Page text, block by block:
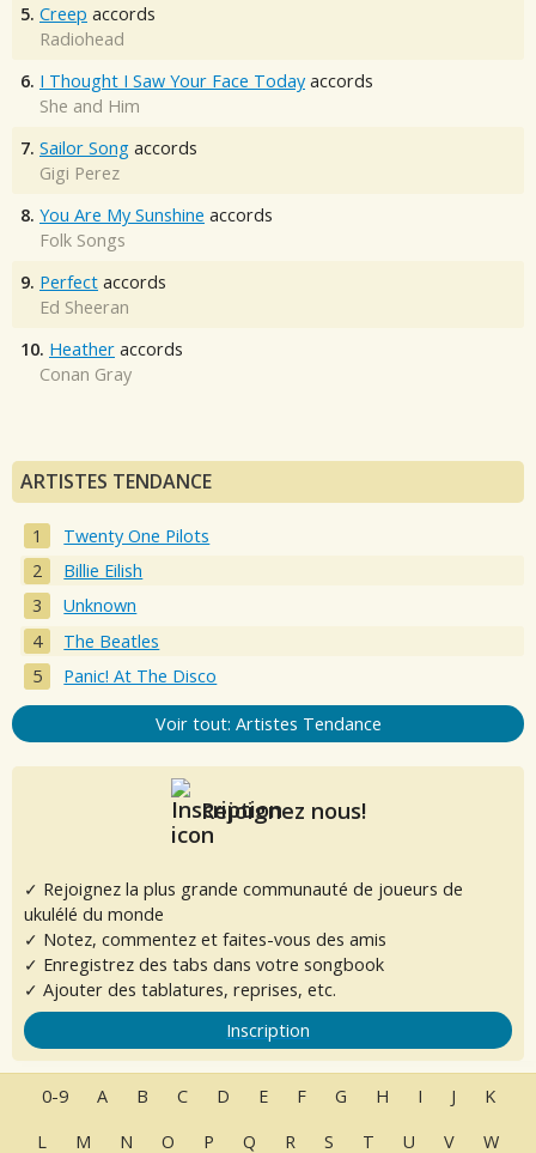
5. Creep accords
Radiohead
6. I Thought I Saw Your Face Today accords
She and Him
7. Sailor Song accords
Gigi Perez
8. You Are My Sunshine accords
Folk Songs
9. Perfect accords
Ed Sheeran
10. Heather accords
Conan Gray
ARTISTES TENDANCE
Twenty One Pilots
Billie Eilish
Unknown
The Beatles
Panic! At The Disco
Voir tout: Artistes Tendance
Rejoignez nous!
✓ Rejoignez la plus grande communauté de joueurs de
ukulélé du monde
✓ Notez, commentez et faites-vous des amis
✓ Enregistrez des tabs dans votre songbook
✓ Ajouter des tablatures, reprises, etc.
Inscription
0-9 A B C D E F G H I J
K
L
M N O P Q R S T U V W